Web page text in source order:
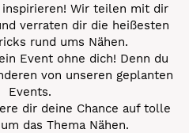
inspirieren! Wir teilen mit dir
verraten dir die heißesten
rund ums Nähen.
Event ohne dich! Denn du
von unseren geplanten
Events.
dir deine Chance auf tolle
das Thema Nähen.